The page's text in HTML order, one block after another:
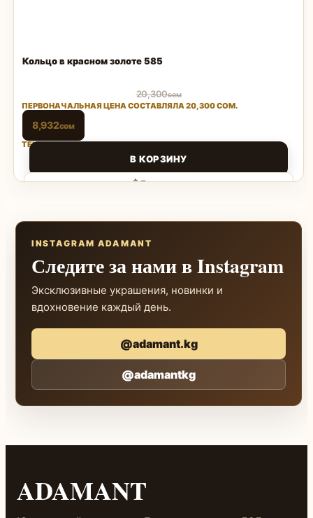
Кольцо в красном золоте 585
20,300сом
ПЕРВОНАЧАЛЬНАЯ ЦЕНА СОСТАВЛЯЛА 20,300 СОМ.
8,932сом
ТЕКУЩАЯ ЦЕНА: 8,932 СОМ.
В КОРЗИНУ
Поделиться
INSTAGRAM ADAMANT
Следите за нами в Instagram
Эксклюзивные украшения, новинки и
вдохновение каждый день.
@adamant.kg
@adamantkg
ADAMANT